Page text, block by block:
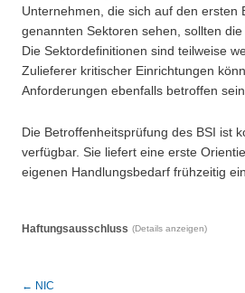
Unternehmen, die sich auf den ersten
genannten Sektoren sehen, sollten
Die Sektordefinitionen sind teilweise
Zulieferer kritischer Einrichtungen
Anforderungen ebenfalls betroffen
Die Betroffenheitsprüfung des BSI ist
verfügbar. Sie liefert eine erste
eigenen Handlungsbedarf frühzeitig
Haftungsausschluss (Details anzeigen)
← NIC